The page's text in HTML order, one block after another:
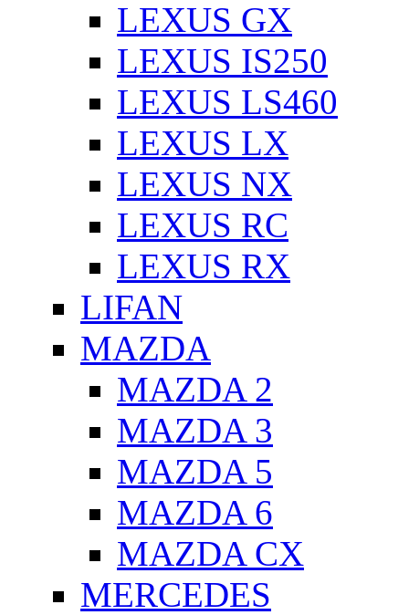
LEXUS GX
LEXUS IS250
LEXUS LS460
LEXUS LX
LEXUS NX
LEXUS RC
LEXUS RX
LIFAN
MAZDA
MAZDA 2
MAZDA 3
MAZDA 5
MAZDA 6
MAZDA CX
MERCEDES